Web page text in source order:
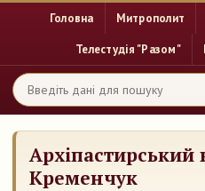
Головна Митрополит
Телестудія "Разом"
Архіпастирський
Кременчук